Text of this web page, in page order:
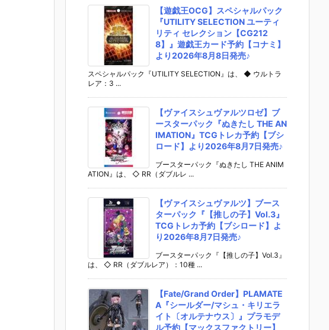
予約【バンダ
イ】2026年7
月30日再販予
定♪
r.）』可動フ
ィギュア予約
【バンダイ】
より2026年1
2月発売予定♪
フリーダムガ
ンダム』可動
フィギュア予
約【バンダ
イ】より202
6年12月発売
予定♪
【遊戯王OCG】スペシャルパック
『UTILITY SELECTION ユーティ
リティ セレクション【CG212
8】』遊戯王カード予約【コナミ】
より2026年8月8日発売♪
スペシャルパック『UTILITY SELECTION』は、 ◆ ウルトラ
レア：3 ...
【ヴァイスシュヴァルツロゼ】ブ
ースターパック『ぬきたし THE AN
IMATION』TCGトレカ予約【ブシ
ロード】より2026年8月7日発売♪
ブースターパック『ぬきたし THE ANIM
ATION』は、 ◇ RR（ダブルレ ...
【ヴァイスシュヴァルツ】ブース
ターパック『【推しの子】Vol.3』
TCGトレカ予約【ブシロード】よ
り2026年8月7日発売♪
ブースターパック『【推しの子】Vol.3』
は、 ◇ RR（ダブルレア）：10種 ...
【Fate/Grand Order】PLAMATE
A『シールダー/マシュ・キリエラ
イト〔オルテナウス〕』プラモデ
ル予約【マックスファクトリー】